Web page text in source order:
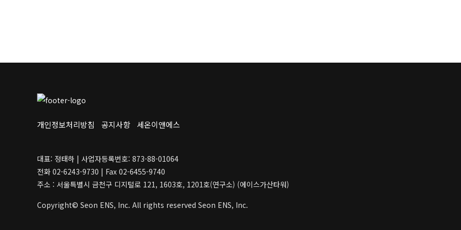
개인정보처리방침 공지사항 세온이앤에스
대표: 정태하 | 사업자등록번호: 873-88-01064
전화 02-6243-9730 | Fax 02-6455-9740
주소 : 서울특별시 금천구 디지털로 121, 1603호, 1201호(연구소) (에이스가산타워)
Copyright© Seon ENS, Inc. All rights reserved Seon ENS, Inc.